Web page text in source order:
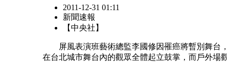
2011-12-31 01:11
新聞速報
【中央社】
屏風表演班藝術總監李國修因罹癌將暫別舞台
在台北城市舞台內的觀眾全體起立鼓掌，而戶外場